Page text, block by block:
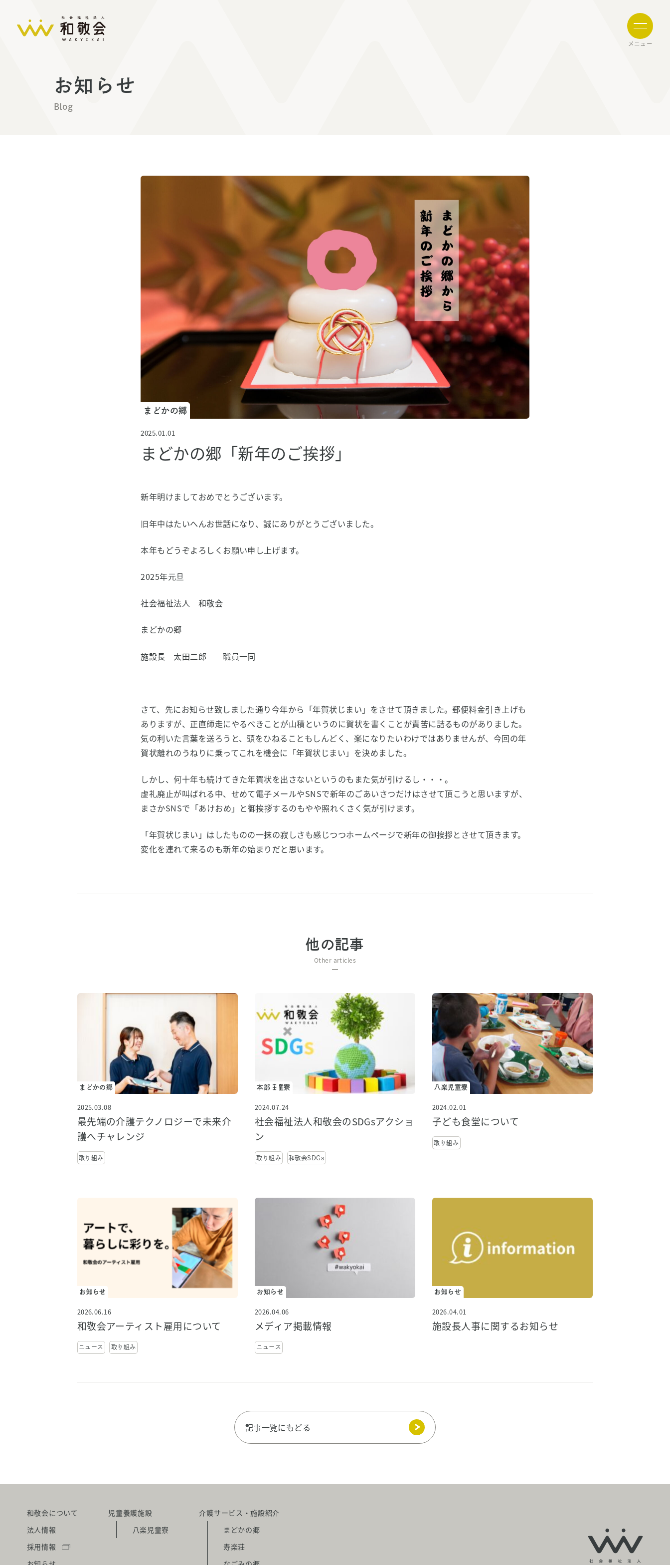
お知らせ
Blog
まどかの郷
2025.01.01
まどかの郷「新年のご挨拶」
新年明けましておめでとうございます。
旧年中はたいへんお世話になり、誠にありがとうございました。
本年もどうぞよろしくお願い申し上げます。
2025年元旦
社会福祉法人 和敬会
まどかの郷
施設長 太田二郎 職員一同
さて、先にお知らせ致しました通り今年から「年賀状じまい」をさせて頂きました。郵便料金引き上げも
ありますが、正直師走にやるべきことが山積というのに賀状を書くことが責苦に詰るものがありました。
気の利いた言葉を送ろうと、頭をひねることもしんどく、楽になりたいわけではありませんが、今回の年
賀状離れのうねりに乗ってこれを機会に「年賀状じまい」を決めました。
しかし、何十年も続けてきた年賀状を出さないというのもまた気が引けるし・・・。
虚礼廃止が叫ばれる中、せめて電子メールやSNSで新年のごあいさつだけはさせて頂こうと思いますが、
まさかSNSで「あけおめ」と御挨拶するのもやや照れくさく気が引けます。
「年賀状じまい」はしたものの一抹の寂しさも感じつつホームページで新年の御挨拶とさせて頂きます。
変化を連れて来るのも新年の始まりだと思います。
他の記事
Other articles
お知らせ
なごみの郷
まどかの郷
2025.03.08
最先端の介護テクノロジーで未来介
護へチャレンジ
取り組み
なごみの郷
まどかの郷
八楽児童寮
寿楽荘
本部
2024.07.24
社会福祉法人和敬会のSDGsアクショ
ン
取り組み 和敬会SDGs
お知らせ
八楽児童寮
2024.02.01
子ども食堂について
取り組み
お知らせ
2026.06.16
和敬会アーティスト雇用について
ニュース 取り組み
お知らせ
2026.04.06
メディア掲載情報
ニュース
お知らせ
2026.04.01
施設長人事に関するお知らせ
記事一覧にもどる
和敬会について
法人情報
採用情報
児童養護施設
八楽児童寮
介護サービス・施設紹介
まどかの郷
寿楽荘